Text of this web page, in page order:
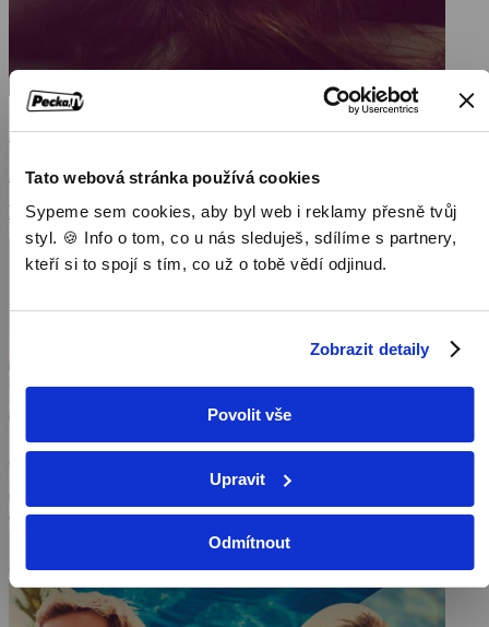
Tato webová stránka používá cookies
Sypeme sem cookies, aby byl web i reklamy přesně tvůj
styl. 🍪 Info o tom, co u nás sleduješ, sdílíme s partnery,
kteří si to spojí s tím, co už o tobě vědí odjinud.
Zobrazit detaily
Povolit vše
Upravit
Odmítnout
Zůstaň se mnou
2014, USA, 106 min
Filmy / Dramatické filmy